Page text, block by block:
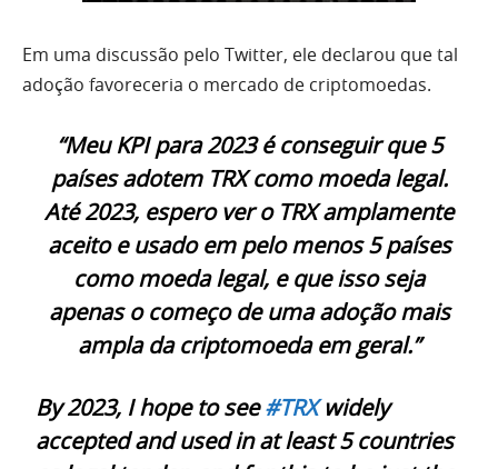
Em uma discussão pelo Twitter, ele declarou que tal
adoção favoreceria o mercado de criptomoedas.
“Meu KPI para 2023 é conseguir que 5
países adotem TRX como moeda legal.
Até 2023, espero ver o TRX amplamente
aceito e usado em pelo menos 5 países
como moeda legal, e que isso seja
apenas o começo de uma adoção mais
ampla da criptomoeda em geral.”
By 2023, I hope to see#TRXwidely
accepted and used in at least 5 countries